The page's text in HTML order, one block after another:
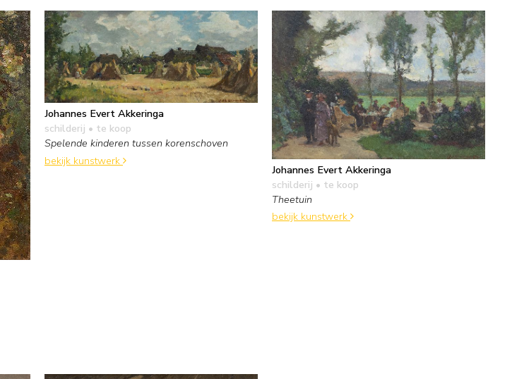
Johannes Evert Akkeringa
schilderij • te koop
Spelende kinderen tussen korenschoven
bekijk kunstwerk
Johannes Evert Akkeringa
schilderij • te koop
Theetuin
bekijk kunstwerk